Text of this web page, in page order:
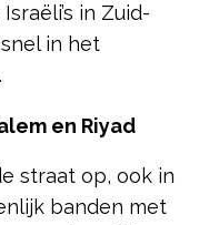
in Zuid-
in het
en Riyad
straat op, ook in
banden met